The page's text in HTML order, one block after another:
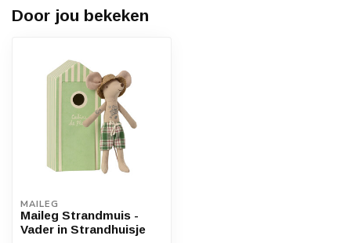
Door jou bekeken
MAILEG
Maileg Strandmuis -
Vader in Strandhuisje